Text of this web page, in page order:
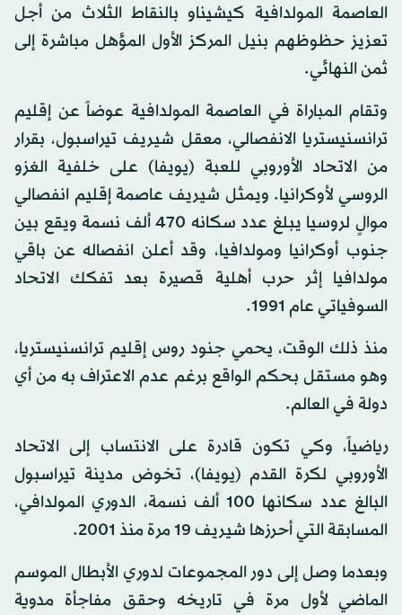
العاصمة المولدافية كيشيناو بالنقاط الثلاث من أجل
تعزيز حظوظهم بنيل المركز الأول المؤهل مباشرة إلى
ثمن النهائي.
وتقام المباراة في العاصمة المولدافية عوضاً عن إقليم
ترانسنيستريا الانفصالي، معقل شيريف تيراسبول، بقرار
من الاتحاد الأوروبي للعبة (يويفا) على خلفية الغزو
الروسي لأوكرانيا. ويمثل شيريف عاصمة إقليم انفصالي
موالٍ لروسيا يبلغ عدد سكانه 470 ألف نسمة ويقع بين
جنوب أوكرانيا ومولدافيا، وقد أعلن انفصاله عن باقي
مولدافيا إثر حرب أهلية قصيرة بعد تفكك الاتحاد
السوفياتي عام 1991.
منذ ذلك الوقت، يحمي جنود روس إقليم ترانسنيستريا،
وهو مستقل بحكم الواقع برغم عدم الاعتراف به من أي
دولة في العالم.
رياضياً، وكي تكون قادرة على الانتساب إلى الاتحاد
الأوروبي لكرة القدم (يويفا)، تخوض مدينة تيراسبول
البالغ عدد سكانها 100 ألف نسمة، الدوري المولدافي،
المسابقة التي أحرزها شيريف 19 مرة منذ 2001.
وبعدما وصل إلى دور المجموعات لدوري الأبطال الموسم
الماضي لأول مرة في تاريخه وحقق مفاجأة مدوية